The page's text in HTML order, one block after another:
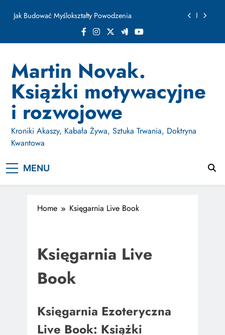
Jak Budować Myślokształty Powodzenia
Jak Projektować i Aktywować Myślokształty dla
Osiągania Celów w Codziennym Życiu
Dzień Osobliwości. Jak AI wymaże ludzkość w
ułamku sekundy
Jak Budować Myślokształty Powodzenia
Jak Projektować i Aktywować Myślokształty dla
Osiągania Celów w Codziennym Życiu
Martin Novak.
Książki motywacyjne
i rozwojowe
Kroniki Akaszy, Kabała Żywa, Sztuka Trwania, Doktryna
Kwantowa
MENU
Home Księgarnia Live Book
Księgarnia Live
Book
Księgarnia Ezoteryczna
Live Book: Książki